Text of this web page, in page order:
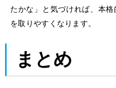
たかな」と気づければ、本
を取りやすくなります。
まとめ